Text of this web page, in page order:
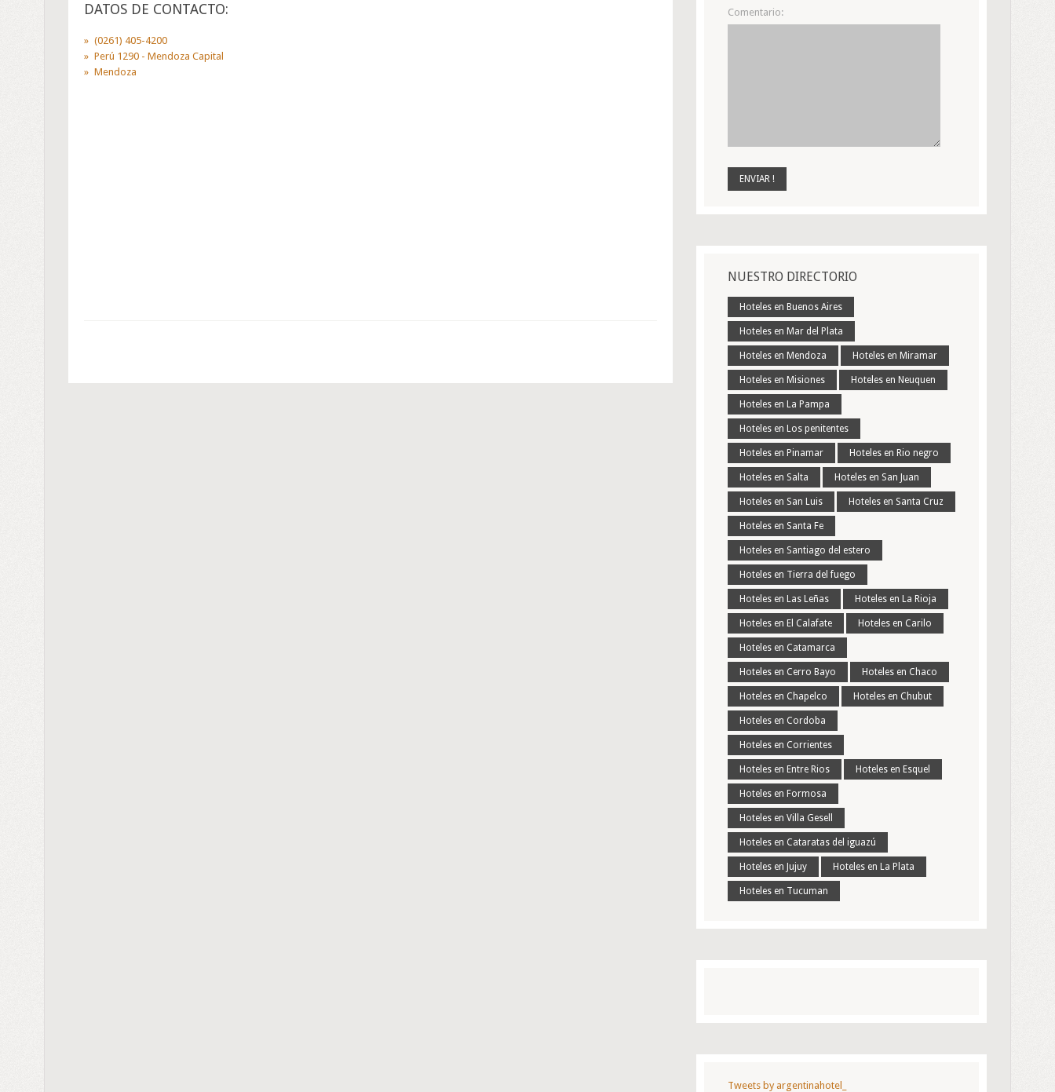
DATOS DE CONTACTO:
(0261) 405-4200
Perú 1290 - Mendoza Capital
Mendoza
Comentario:
NUESTRO DIRECTORIO
Hoteles en Buenos Aires
Hoteles en Mar del Plata
Hoteles en Mendoza Hoteles en Miramar
Hoteles en Misiones Hoteles en Neuquen
Hoteles en La Pampa
Hoteles en Los penitentes
Hoteles en Pinamar Hoteles en Rio negro
Hoteles en Salta Hoteles en San Juan
Hoteles en San Luis Hoteles en Santa Cruz
Hoteles en Santa Fe
Hoteles en Santiago del estero
Hoteles en Tierra del fuego
Hoteles en Las Leñas Hoteles en La Rioja
Hoteles en El Calafate Hoteles en Carilo
Hoteles en Catamarca
Hoteles en Cerro Bayo Hoteles en Chaco
Hoteles en Chapelco Hoteles en Chubut
Hoteles en Cordoba
Hoteles en Corrientes
Hoteles en Entre Rios Hoteles en Esquel
Hoteles en Formosa
Hoteles en Villa Gesell
Hoteles en Cataratas del iguazú
Hoteles en Jujuy Hoteles en La Plata
Hoteles en Tucuman
Tweets by argentinahotel_